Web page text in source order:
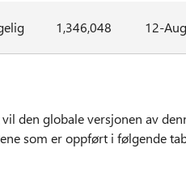
1,346,048 12-
den globale versjonen av
som er oppført i følgende